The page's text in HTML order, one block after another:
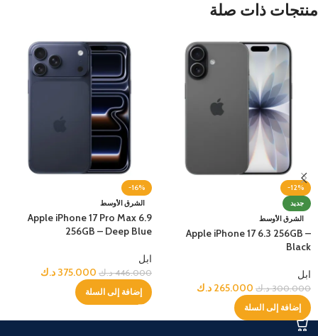
منتجات ذات صلة
-12%
جديد
الشرق الأوسط
Apple iPhone 17 6.3 256GB –
Black
ابل
300.000 د.ك 265.000 د.ك
إضافة إلى السلة
-16%
الشرق الأوسط
Apple iPhone 17 Pro Max 6.9
256GB – Deep Blue
ابل
446.000 د.ك 375.000 د.ك
إضافة إلى السلة